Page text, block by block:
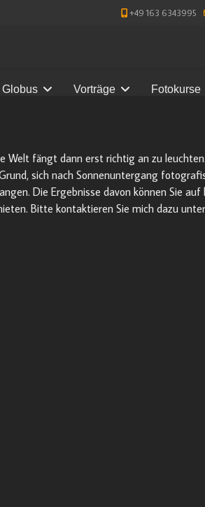
+49 163 6343995
Globus Vorträge Fotokurse
fängt dann erst richtig an zu
sich nach Sonnenuntergang
Die Ergebnisse davon können Sie
Bitte kontaktieren Sie mich dazu